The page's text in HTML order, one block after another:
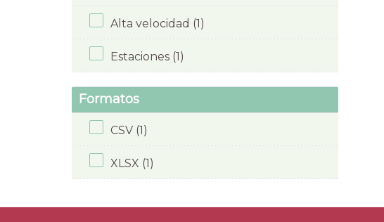
Alta velocidad (1)
Estaciones (1)
Formatos
CSV (1)
XLSX (1)